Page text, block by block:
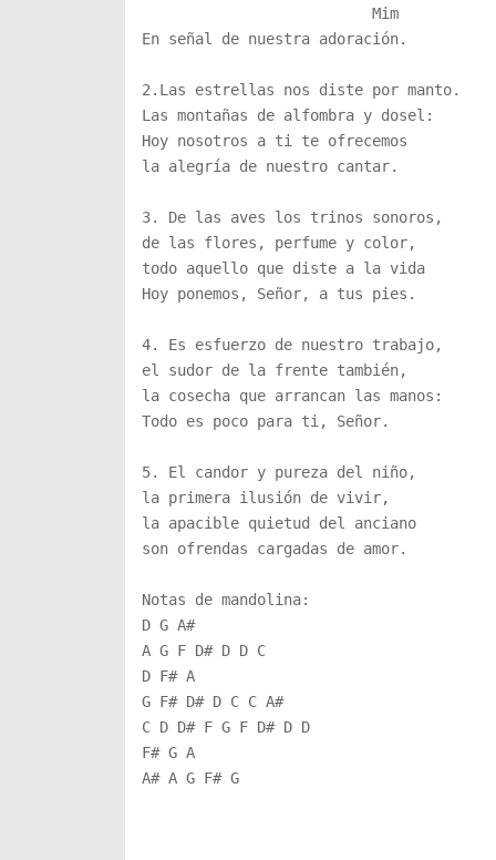
                          Mim
En señal de nuestra adoración.
2.Las estrellas nos diste por manto.
Las montañas de alfombra y dosel:
Hoy nosotros a ti te ofrecemos
la alegría de nuestro cantar.
3. De las aves los trinos sonoros,
de las flores, perfume y color,
todo aquello que diste a la vida
Hoy ponemos, Señor, a tus pies.
4. Es esfuerzo de nuestro trabajo,
el sudor de la frente también,
la cosecha que arrancan las manos:
Todo es poco para ti, Señor.
5. El candor y pureza del niño,
la primera ilusión de vivir,
la apacible quietud del anciano
son ofrendas cargadas de amor.
Notas de mandolina:
D G A#
A G F D# D D C
D F# A
G F# D# D C C A#
C D D# F G F D# D D
F# G A
A# A G F# G